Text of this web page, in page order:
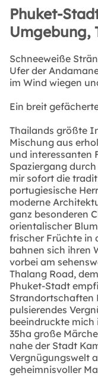
Phuket-
Umgebung,
Schneeweiße
Ufer der
im Wind wiegen
Ein breit
Thailands größte
Mischung aus
und interessanten
Spaziergang
mir sofort die
portugiesische
moderne
ganz besonderen
orientalischer
frischer Früchte in
bahnen sich ihren
vorbei am
Thalang Road,
Phuket-Stadt
Strandortschaften
pulsierendes
beeindruckte mich
35ha große
nahe der Stadt
Vergnügungswelt
geheimnisvoller